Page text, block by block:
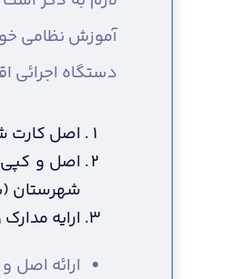
دستگاه اجرائی
اصل کارت
اصل و کپی
شهرستان
ارایه